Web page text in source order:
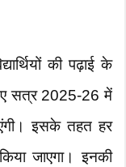
की पढ़ाई के
सत्र 2025-26 में
इसके तहत हर
जाएगा। इनकी